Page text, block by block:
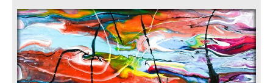
bis
849,00 €